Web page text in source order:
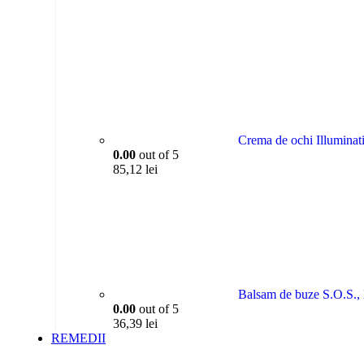
Crema de ochi
0.00 out of 5
85,12 lei
Balsam de buze
0.00 out of 5
36,39 lei
REMEDII